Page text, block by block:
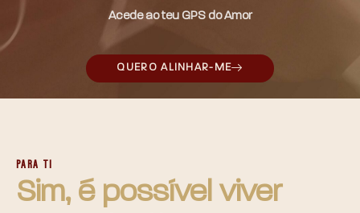
Acede ao teu GPS do Amor
QUERO ALINHAR-ME
PARA TI
Sim, é possível viver